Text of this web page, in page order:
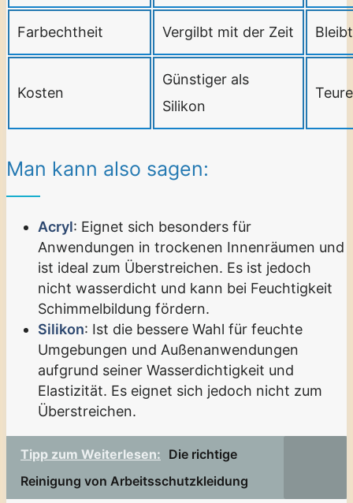
Farbechtheit Vergilbt mit der Zeit
Kosten
Günstiger als
Silikon
Man kann also sagen:
Acryl: Eignet sich besonders für
Anwendungen in trockenen Innenräumen und
ist ideal zum Überstreichen. Es ist jedoch
nicht wasserdicht und kann bei Feuchtigkeit
Schimmelbildung fördern.
Silikon: Ist die bessere Wahl für feuchte
Umgebungen und Außenanwendungen
aufgrund seiner Wasserdichtigkeit und
Elastizität. Es eignet sich jedoch nicht zum
Überstreichen.
Tipp zum Weiterlesen: Die richtige
Reinigung von Arbeitsschutzkleidung